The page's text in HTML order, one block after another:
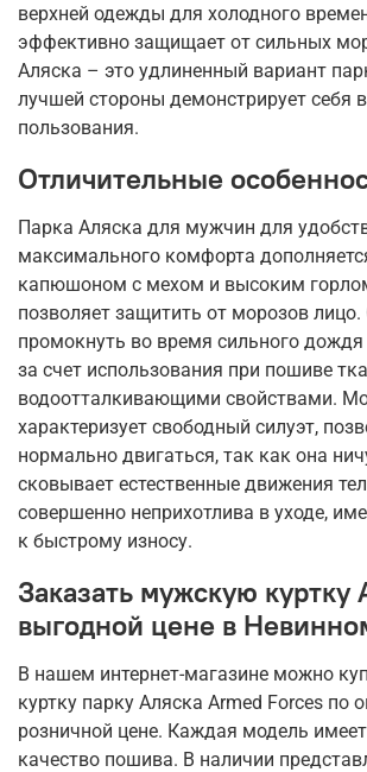
верхней одежды для холодного
эффективно защищает от сильных
Аляска – это удлиненный вариант
лучшей стороны демонстрирует себя
пользования.
Отличительные
Парка Аляска для мужчин для
максимального комфорта
капюшоном с мехом и высоким
позволяет защитить от морозов
промокнуть во время сильного дождя
за счет использования при пошиве
водоотталкивающими свойствами.
характеризует свободный силуэт,
нормально двигаться, так как она
сковывает естественные движения
совершенно неприхотлива в уходе,
к быстрому износу.
Заказать мужскую куртку
выгодной цене в
В нашем интернет-магазине можно
куртку парку Аляска Armed Forces по
розничной цене. Каждая модель
качество пошива. В наличии